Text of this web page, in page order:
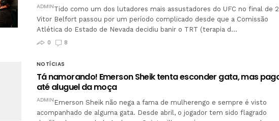
ADMINTido como um dos lutadores mais assustadores do UFC no final de
Vitor Belfort passou por um período complicado desde que a Comissão
Atlética do Estado de Nevada decidiu banir o TRT (terapia d…
0
8
NOTÍCIAS
Tá namorando! Emerson Sheik tenta esconder gata, mas
até aluguel da moça
ADMIN Emerson Sheik não nega a fama de mulherengo e sempre é visto
acompanhado de alguma gata. Desde abril, o jogador tem sido flagrado